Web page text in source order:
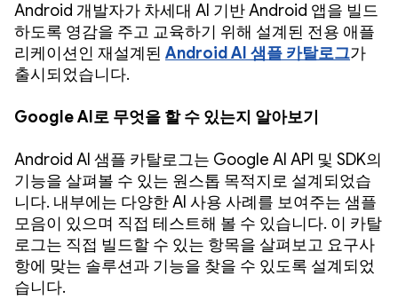
Android 개발자가 차세대 AI 기반 Android 앱을 빌드
하도록 영감을 주고 교육하기 위해 설계된 전용 애플
리케이션인 재설계된 Android AI 샘플 카탈로그가
출시되었습니다.
Google AI로 무엇을 할 수 있는지 알아보기
Android AI 샘플 카탈로그는 Google AI API 및 SDK의
기능을 살펴볼 수 있는 원스톱 목적지로 설계되었습
니다. 내부에는 다양한 AI 사용 사례를 보여주는 샘플
모음이 있으며 직접 테스트해 볼 수 있습니다. 이 카탈
로그는 직접 빌드할 수 있는 항목을 살펴보고 요구사
항에 맞는 솔루션과 기능을 찾을 수 있도록 설계되었
습니다.